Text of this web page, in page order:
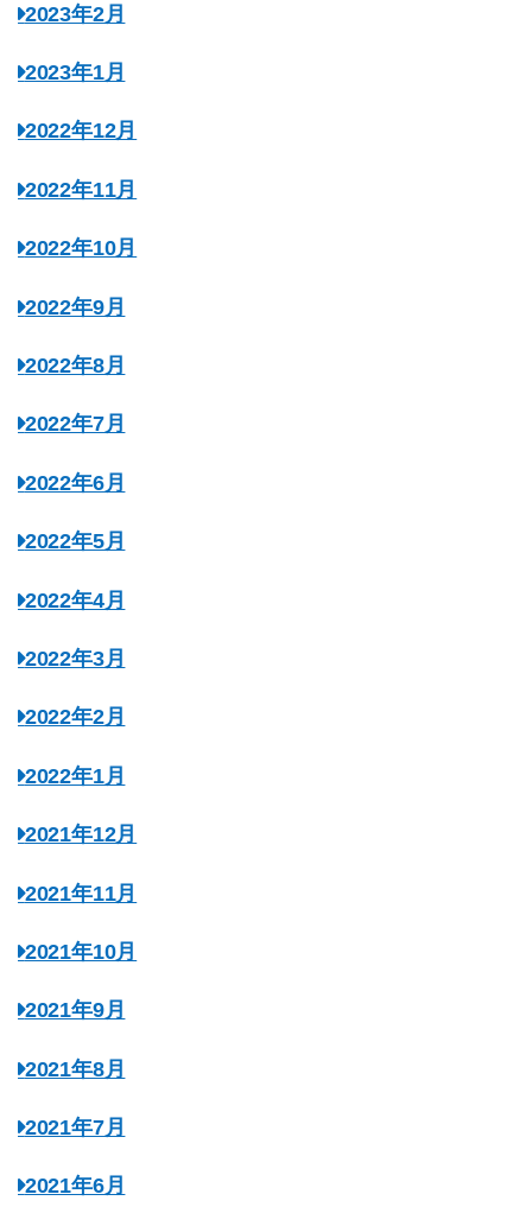
2023年2月
2023年1月
2022年12月
2022年11月
2022年10月
2022年9月
2022年8月
2022年7月
2022年6月
2022年5月
2022年4月
2022年3月
2022年2月
2022年1月
2021年12月
2021年11月
2021年10月
2021年9月
2021年8月
2021年7月
2021年6月